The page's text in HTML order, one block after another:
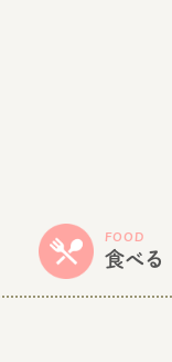
FOOD
食べる